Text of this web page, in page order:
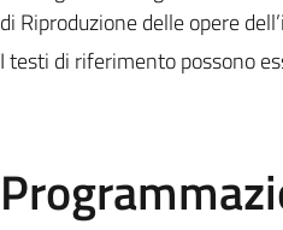
di Riproduzione delle opere
I testi di riferimento possono